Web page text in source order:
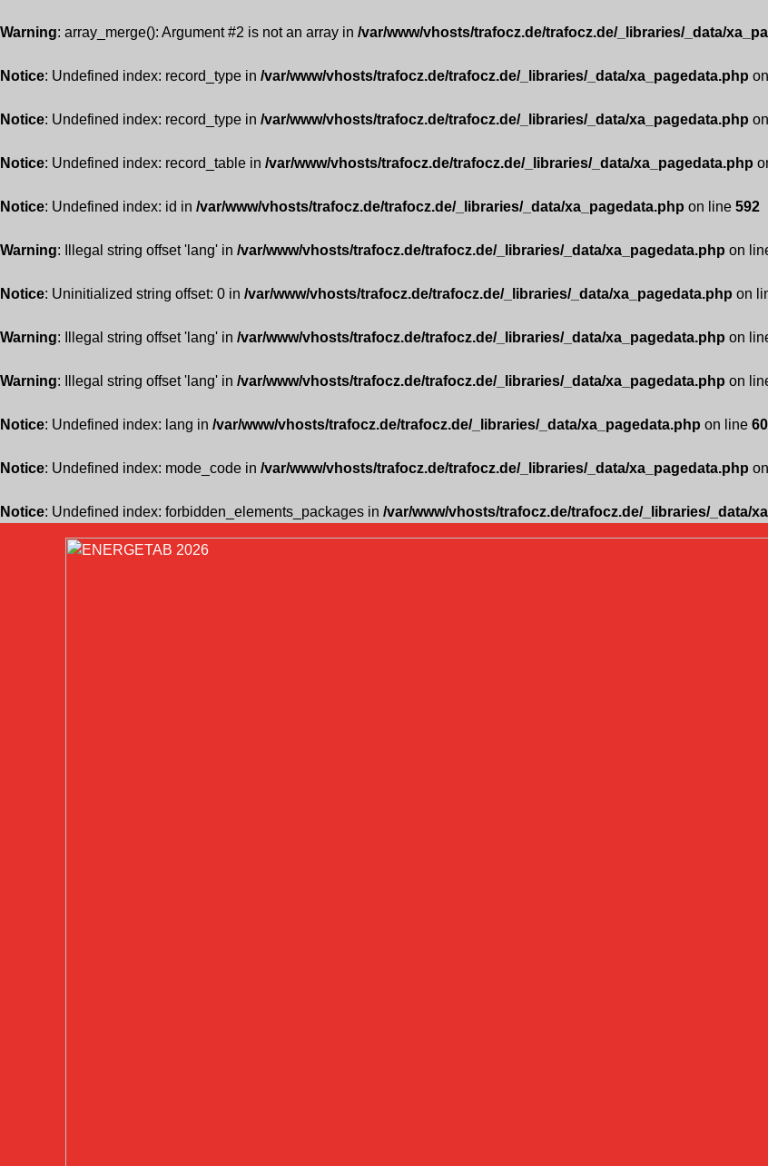
Warning: array_merge(): Argument #2 is not an array in /var/www/vhosts/trafocz.de/trafocz.de/_libraries/_data/
Notice: Undefined index: record_type in /var/www/vhosts/trafocz.de/trafocz.de/_libraries/_data/xa_pagedata.php
Notice: Undefined index: record_type in /var/www/vhosts/trafocz.de/trafocz.de/_libraries/_data/xa_pagedata.php
Notice: Undefined index: record_table in /var/www/vhosts/trafocz.de/trafocz.de/_libraries/_data/xa_pagedata.php
Notice: Undefined index: id in /var/www/vhosts/trafocz.de/trafocz.de/_libraries/_data/xa_pagedata.php on line 592
Warning: Illegal string offset 'lang' in /var/www/vhosts/trafocz.de/trafocz.de/_libraries/_data/xa_pagedata.php on
Notice: Uninitialized string offset: 0 in /var/www/vhosts/trafocz.de/trafocz.de/_libraries/_data/xa_pagedata.php on
Warning: Illegal string offset 'lang' in /var/www/vhosts/trafocz.de/trafocz.de/_libraries/_data/xa_pagedata.php on
Warning: Illegal string offset 'lang' in /var/www/vhosts/trafocz.de/trafocz.de/_libraries/_data/xa_pagedata.php on
Notice: Undefined index: lang in /var/www/vhosts/trafocz.de/trafocz.de/_libraries/_data/xa_pagedata.php on line
Notice: Undefined index: mode_code in /var/www/vhosts/trafocz.de/trafocz.de/_libraries/_data/xa_pagedata.php
Notice: Undefined index: forbidden_elements_packages in /var/www/vhosts/trafocz.de/trafocz.de/_libraries/_data/